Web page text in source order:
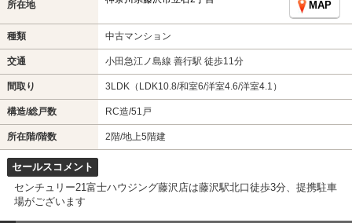
所在地 MAP
種類 中古マンション
交通 小田急江ノ島線 善行駅 徒歩11分
間取り 3LDK（LDK10.8/和室6/洋室4.6/洋室4.1）
構造/総戸数 RC造/51戸
所在階/階数 2階/地上5階建
セールスコメント
センチュリー21富士ハウジング藤沢店は藤沢駅北口徒歩3分、提携駐車
場がございます